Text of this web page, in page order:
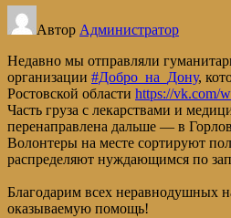
Автор Администратор
Недавно мы отправляли
организации #Добро_на_Дону,
Ростовской области https://vk.com/
Часть груза с лекарствами и
перенаправлена дальше — в
Волонтеры на месте сортируют
распределяют нуждающимся по
Благодарим всех неравнодушных
оказываемую помощь!